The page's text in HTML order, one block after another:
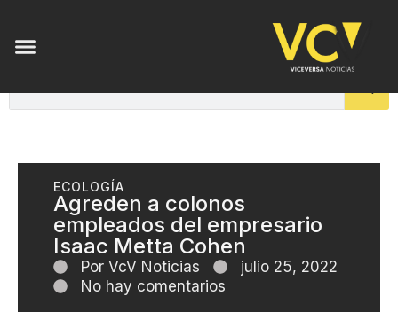
ECOLOGÍA
Agreden a colonos
empleados del empresario
Isaac Metta Cohen
Por VcV Noticias
julio 25, 2022
No hay comentarios